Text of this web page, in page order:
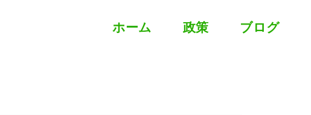
ホーム 政策 ブログ